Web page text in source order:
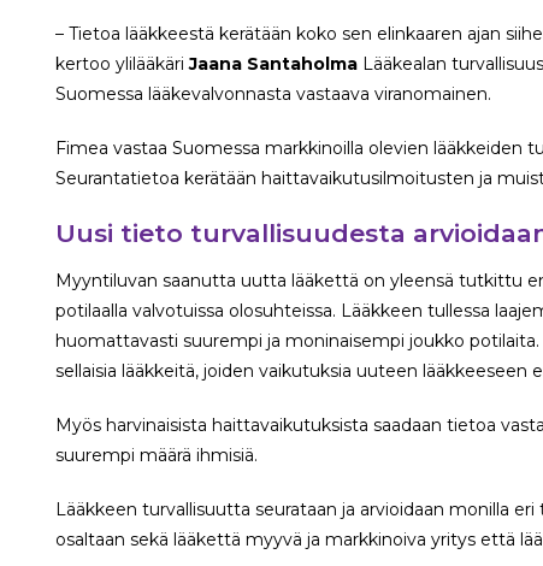
– Tietoa lääkkeestä kerätään koko sen elinkaaren ajan
kertoo ylilääkäriJaana Santaholma Lääkealan
Suomessa lääkevalvonnasta vastaava viranomainen.
Fimea vastaa Suomessa markkinoilla olevien lääkkeiden
Seurantatietoa kerätään haittavaikutusilmoitusten ja
Uusi tieto turvallisuudesta
Myyntiluvan saanutta uutta lääkettä on yleensä tutkittu
potilaalla valvotuissa olosuhteissa. Lääkkeen tullessa
huomattavasti suurempi ja moninaisempi joukko potilaita.
sellaisia lääkkeitä, joiden vaikutuksia uuteen lääkkeeseen
Myös harvinaisista haittavaikutuksista saadaan tietoa
suurempi määrä ihmisiä.
Lääkkeen turvallisuutta seurataan ja arvioidaan monilla
osaltaan sekä lääkettä myyvä ja markkinoiva yritys että